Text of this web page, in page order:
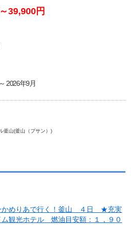
39,900円
2026年9月
釜山(釜山（プサン）)
かめりあで行く！釜山 ４日 ★充実
観光ホテル 燃油目安額：１，９０